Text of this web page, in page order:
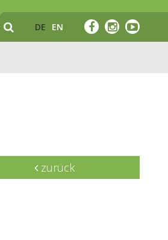
DE EN
zurück